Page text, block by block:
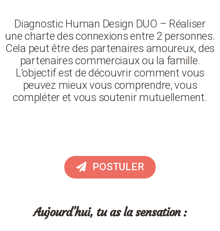
Diagnostic Human Design DUO – Réaliser
une charte des connexions entre 2 personnes.
Cela peut être des partenaires amoureux, des
partenaires commerciaux ou la famille.
L’objectif est de découvrir comment vous
peuvez mieux vous comprendre, vous
compléter et vous soutenir mutuellement.
POSTULER
Aujourd’hui, tu as la sensation :